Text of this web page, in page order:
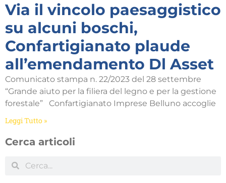
Via il vincolo paesaggistico
su alcuni boschi,
Confartigianato plaude
all’emendamento Dl Asset
Comunicato stampa n. 22/2023 del 28 settembre
“Grande aiuto per la filiera del legno e per la gestione
forestale” Confartigianato Imprese Belluno accoglie
Leggi Tutto »
Cerca articoli